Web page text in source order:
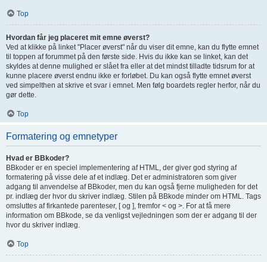
Top
Hvordan får jeg placeret mit emne øverst?
Ved at klikke på linket "Placer øverst" når du viser dit emne, kan du flytte emnet
til toppen af forummet på den første side. Hvis du ikke kan se linket, kan det
skyldes at denne mulighed er slået fra eller at det mindst tilladte tidsrum for at
kunne placere øverst endnu ikke er forløbet. Du kan også flytte emnet øverst
ved simpelthen at skrive et svar i emnet. Men følg boardets regler herfor, når du
gør dette.
Top
Formatering og emnetyper
Hvad er BBkoder?
BBkoder er en speciel implementering af HTML, der giver god styring af
formatering på visse dele af et indlæg. Det er administratoren som giver
adgang til anvendelse af BBkoder, men du kan også fjerne muligheden for det
pr. indlæg der hvor du skriver indlæg. Stilen på BBkode minder om HTML. Tags
omsluttes af firkantede parenteser, [ og ], fremfor < og >. For at få mere
information om BBkode, se da venligst vejledningen som der er adgang til der
hvor du skriver indlæg.
Top